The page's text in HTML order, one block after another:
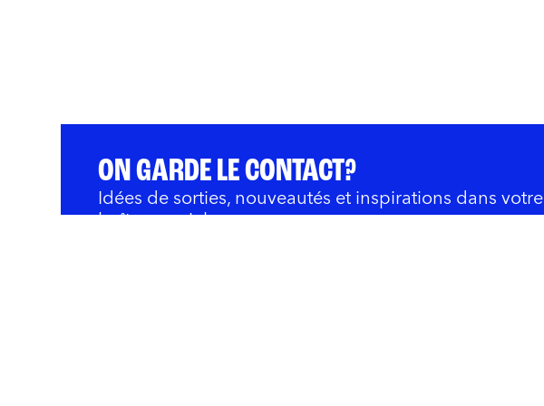
ON GARDE LE CONTACT?
Idées de sorties, nouveautés et inspirations dans votre
boîte courriel.